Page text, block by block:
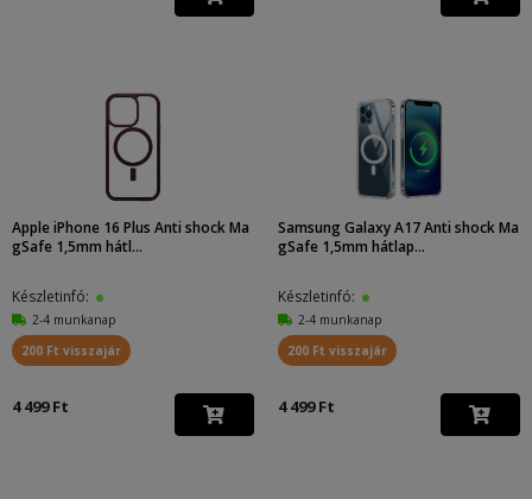
Apple iPhone 16 Plus Anti shock Ma
gSafe 1,5mm hátl...
Készletinfó:
2-4 munkanap
200 Ft visszajár
4 499 Ft
Samsung Galaxy A17 Anti shock Ma
gSafe 1,5mm hátlap...
Készletinfó:
2-4 munkanap
200 Ft visszajár
4 499 Ft